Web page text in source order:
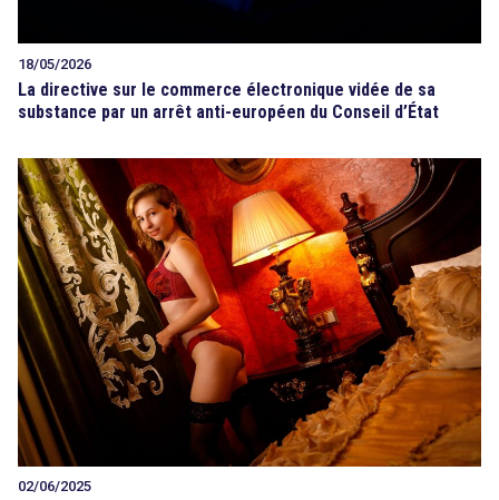
18/05/2026
La directive sur le commerce électronique vidée de sa
substance par un arrêt anti-européen du Conseil d’État
02/06/2025